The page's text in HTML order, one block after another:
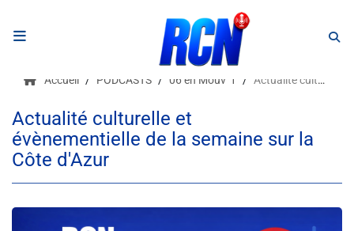
RADIO
Podcasts
Programmes
Faire un don
Accueil PODCASTS 06 en Mouv' 1 Actualité culturelle et évènementielle de la semaine sur la Côte d'Azur
Actualité culturelle et
évènementielle de la semaine sur la
Côte d'Azur